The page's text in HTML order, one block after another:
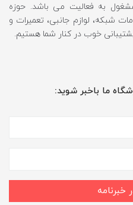
مشغول به فعالیت می باشد. حوزه
شبکه، لوازم جانبی، تعمیرات و
خوب در کنار شما هستیم.
ما باخبر شوید: